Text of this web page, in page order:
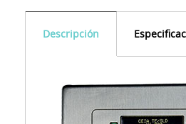
Descripción